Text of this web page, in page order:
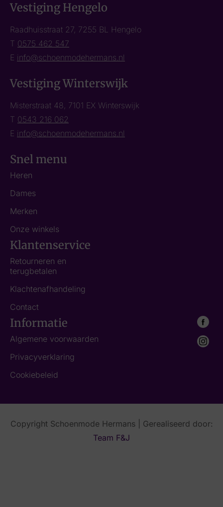
Vestiging Hengelo
Raadhuisstraat 27, 7255 BL Hengelo
T 0575 462 547
E info@schoenmodehermans.nl
Vestiging Winterswijk
Misterstraat 48, 7101 EX Winterswijk
T 0543 216 062
E info@schoenmodehermans.nl
Snel menu
Heren
Dames
Merken
Onze winkels
Klantenservice
Retourneren en
terugbetalen
Klachtenafhandeling
Contact
Informatie
Algemene voorwaarden
Privacyverklaring
Cookiebeleid
Copyright Schoenmode Hermans | Gerealiseerd door:
Team F&J